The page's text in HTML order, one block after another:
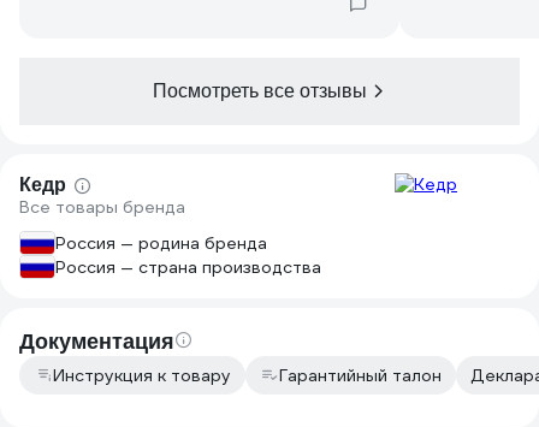
Посмотреть все отзывы
Кедр
Все товары бренда
Россия — родина бренда
Россия — страна производства
Документация
Инструкция к товару Гарантийный талон